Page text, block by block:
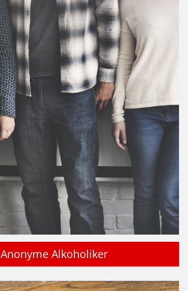
Anonyme Alkoholiker